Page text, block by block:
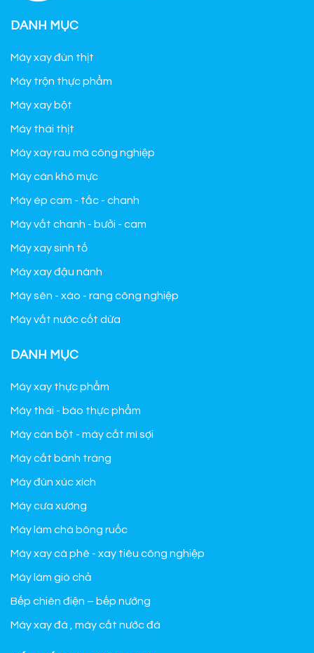
DANH MỤC
Máy xay đùn thịt
Máy trộn thực phẩm
Máy xay bột
Máy thái thịt
Máy xay rau má công nghiệp
Máy cán khô mực
Máy ép cam - tắc - chanh
Máy vắt chanh - bưởi - cam
Máy xay sinh tố
Máy xay đậu nành
Máy sên - xào - rang công nghiệp
Máy vắt nước cốt dừa
DANH MỤC
Máy xay thực phẩm
Máy thái - bào thực phẩm
Máy cán bột - máy cắt mì sợi
Máy cắt bánh tráng
Máy đùn xúc xích
Máy cưa xương
Máy làm chà bông ruốc
Máy xay cà phê - xay tiêu công nghiệp
Máy làm giò chả
Bếp chiên điện – bếp nướng
Máy xay đá , máy cắt nước đá